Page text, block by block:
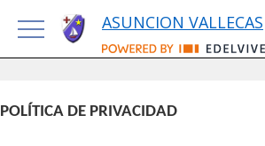
ASUNCION VALLECAS
POLÍTICA DE PRIVACIDAD